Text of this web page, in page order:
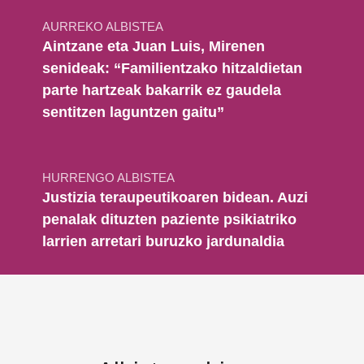
AURREKO ALBISTEA
Aintzane eta Juan Luis, Mirenen
senideak: “Familientzako hitzaldietan
parte hartzeak bakarrik ez gaudela
sentitzen laguntzen gaitu”
HURRENGO ALBISTEA
Justizia teraupeutikoaren bidean. Auzi
penalak dituzten paziente psikiatriko
larrien arretari buruzko jardunaldia